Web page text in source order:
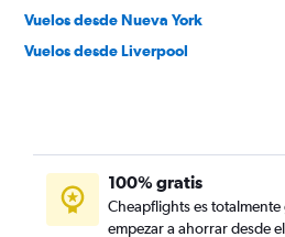
Vuelos desde Nueva York
Vuelos desde Liverpool
100% gratis
Cheapflights es
empezar a ahorrar desde